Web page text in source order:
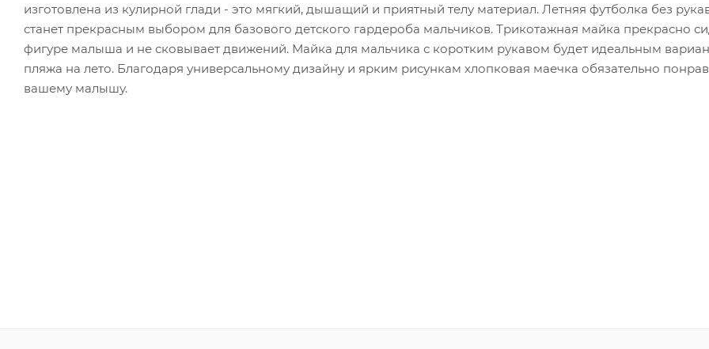
изготовлена из кулирной глади - это мягкий, дышащий и приятный телу материал. Летняя футболка без
станет прекрасным выбором для базового детского гардероба мальчиков. Трикотажная майка прекрасно
фигуре малыша и не сковывает движений. Майка для мальчика с коротким рукавом будет идеальным
пляжа на лето. Благодаря универсальному дизайну и ярким рисункам хлопковая маечка обязательно
вашему малышу.